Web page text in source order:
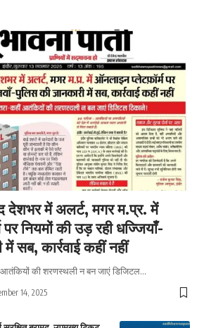
देशभर में अलर्ट, मगर म.प्र. में
नियमों की उड़ रही धज्जियाँ-
सब, कार्रवाई कहीं नहीं
की शरणस्थली न बन जाएं डिजिटल…
14, 2025